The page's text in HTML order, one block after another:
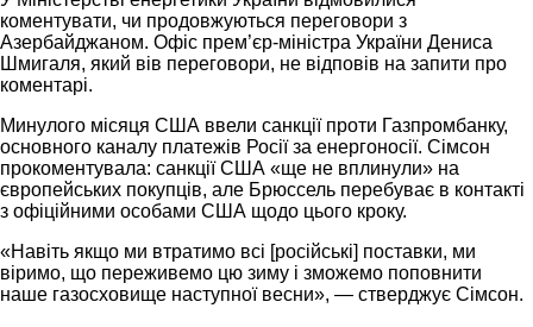
коментувати, чи продовжуються переговори з
Азербайджаном. Офіс прем’єр-міністра України Дениса
Шмигаля, який вів переговори, не відповів на запити про
коментарі.
Минулого місяця США ввели санкції проти Газпромбанку,
основного каналу платежів Росії за енергоносії. Сімсон
прокоментувала: санкції США «ще не вплинули» на
європейських покупців, але Брюссель перебуває в контакті
з офіційними особами США щодо цього кроку.
«Навіть якщо ми втратимо всі [російські] поставки, ми
віримо, що переживемо цю зиму і зможемо поповнити
наше газосховище наступної весни», — стверджує Сімсон.